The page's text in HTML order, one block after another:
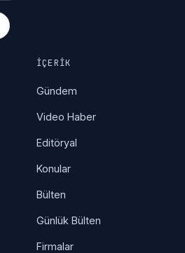
İÇERIK
Gündem
Video Haber
Editöryal
Konular
Bülten
Günlük Bülten
Firmalar